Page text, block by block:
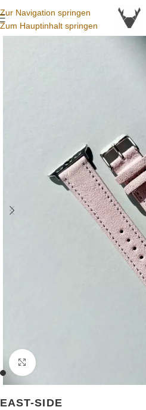
Zur Navigation springen
Zum Hauptinhalt springen
Zum Vergrößern anklicken
EAST-SIDE